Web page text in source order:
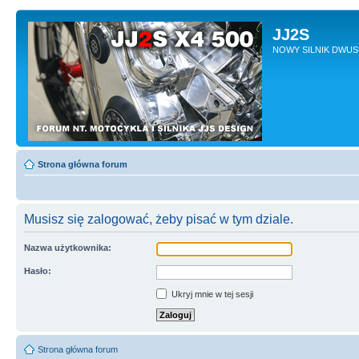
JJ2S
NOWY SILNIK
Strona główna forum
Musisz się zalogować, żeby pisać w tym dziale.
Nazwa użytkownika:
Hasło:
Ukryj mnie w tej sesji
Strona główna forum